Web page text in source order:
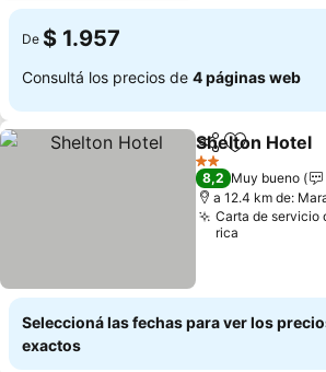
De $ 1.957
Consultá los precios de 4 páginas web
Compartir
Añadir a
Shelton Hotel
2 Estrellas
8,2 Muy bueno
a 12.4 km de:
Carta de servicio
rica
Seleccioná las fechas para ver los
exactos